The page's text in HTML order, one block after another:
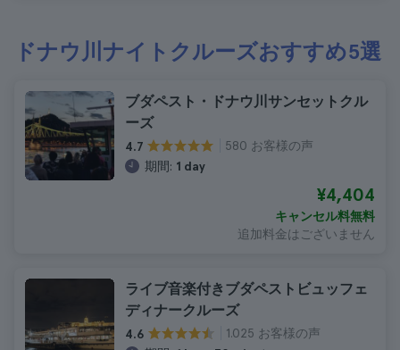
ドナウ川ナイトクルーズおすすめ5選
ブダペスト・ドナウ川サンセットクル
ーズ
4.7
580 お客様の声
期間: 1 day
¥4,404
キャンセル料無料
追加料金はございません
ライブ音楽付きブダペストビュッフェ
ディナークルーズ
4.6
1.025 お客様の声